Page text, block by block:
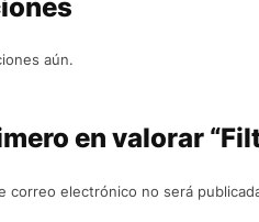
aún.
en valorar
correo electrónico no será